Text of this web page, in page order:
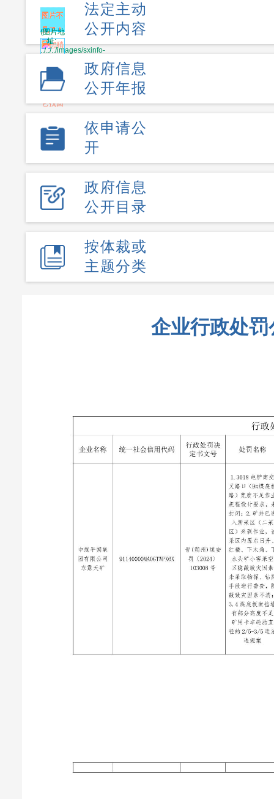
法定主动
公开内容
政府信息
公开年报
依申请公
开
政府信息
公开目录
按体裁或
主题分类
企业行政处罚